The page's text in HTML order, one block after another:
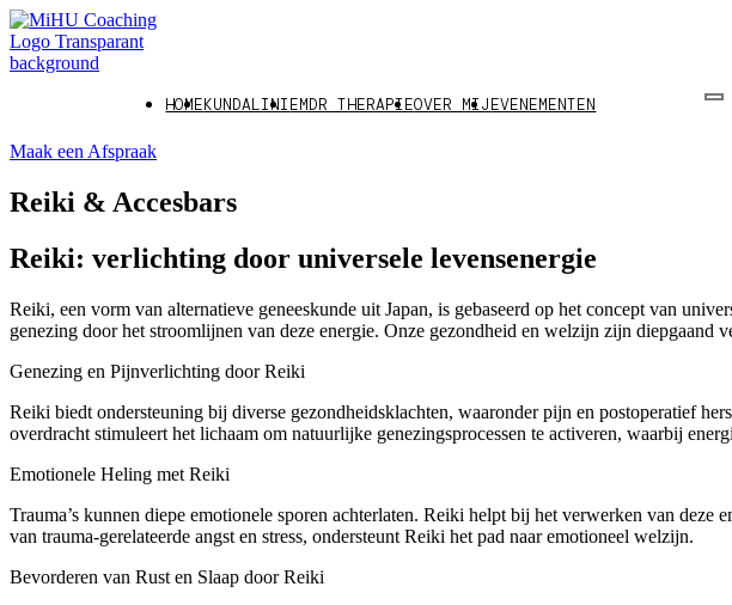
HOMEKUNDALINIEMDR THERAPIEOVER MIJEVENEMENTEN
Maak een Afspraak
Reiki & Accesbars
Reiki: verlichting door universele levensenergie
Reiki, een vorm van alternatieve geneeskunde uit Japan, is gebaseerd op het concept van
genezing door het stroomlijnen van deze energie. Onze gezondheid en welzijn zijn diepgaand
Genezing en Pijnverlichting door Reiki
Reiki biedt ondersteuning bij diverse gezondheidsklachten, waaronder pijn en postoperatief
overdracht stimuleert het lichaam om natuurlijke genezingsprocessen te activeren, waarbij
Emotionele Heling met Reiki
Trauma’s kunnen diepe emotionele sporen achterlaten. Reiki helpt bij het verwerken van
van trauma-gerelateerde angst en stress, ondersteunt Reiki het pad naar emotioneel welzijn.
Bevorderen van Rust en Slaap door Reiki